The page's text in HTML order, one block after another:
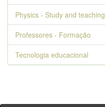
Physics - Study and teaching
Professores - Formação
Tecnologia educacional